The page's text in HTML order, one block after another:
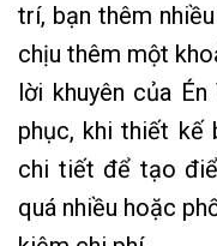
trí, bạn thêm
chịu thêm một
lời khuyên của
phục, khi thiết kế
chi tiết để tạo
quá nhiều hoặc